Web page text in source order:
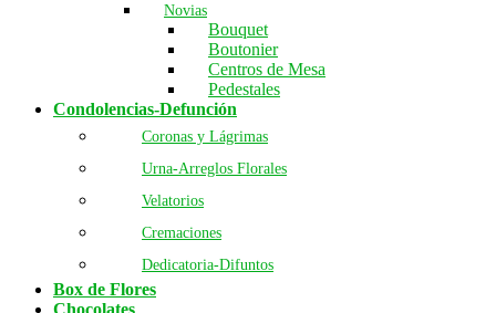
Novias
Bouquet
Boutonier
Centros de Mesa
Pedestales
Condolencias-Defunción
Coronas y Lágrimas
Urna-Arreglos Florales
Velatorios
Cremaciones
Dedicatoria-Difuntos
Box de Flores
Chocolates